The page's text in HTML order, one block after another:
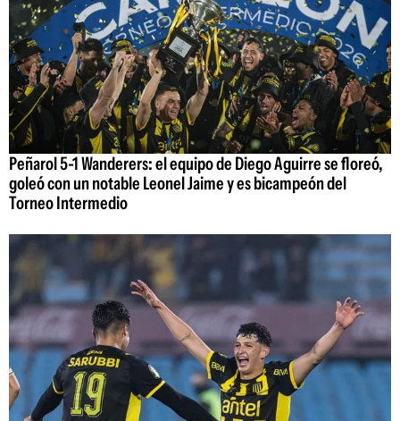
Peñarol 5-1 Wanderers: el equipo de Diego Aguirre se floreó,
goleó con un notable Leonel Jaime y es bicampeón del
Torneo Intermedio